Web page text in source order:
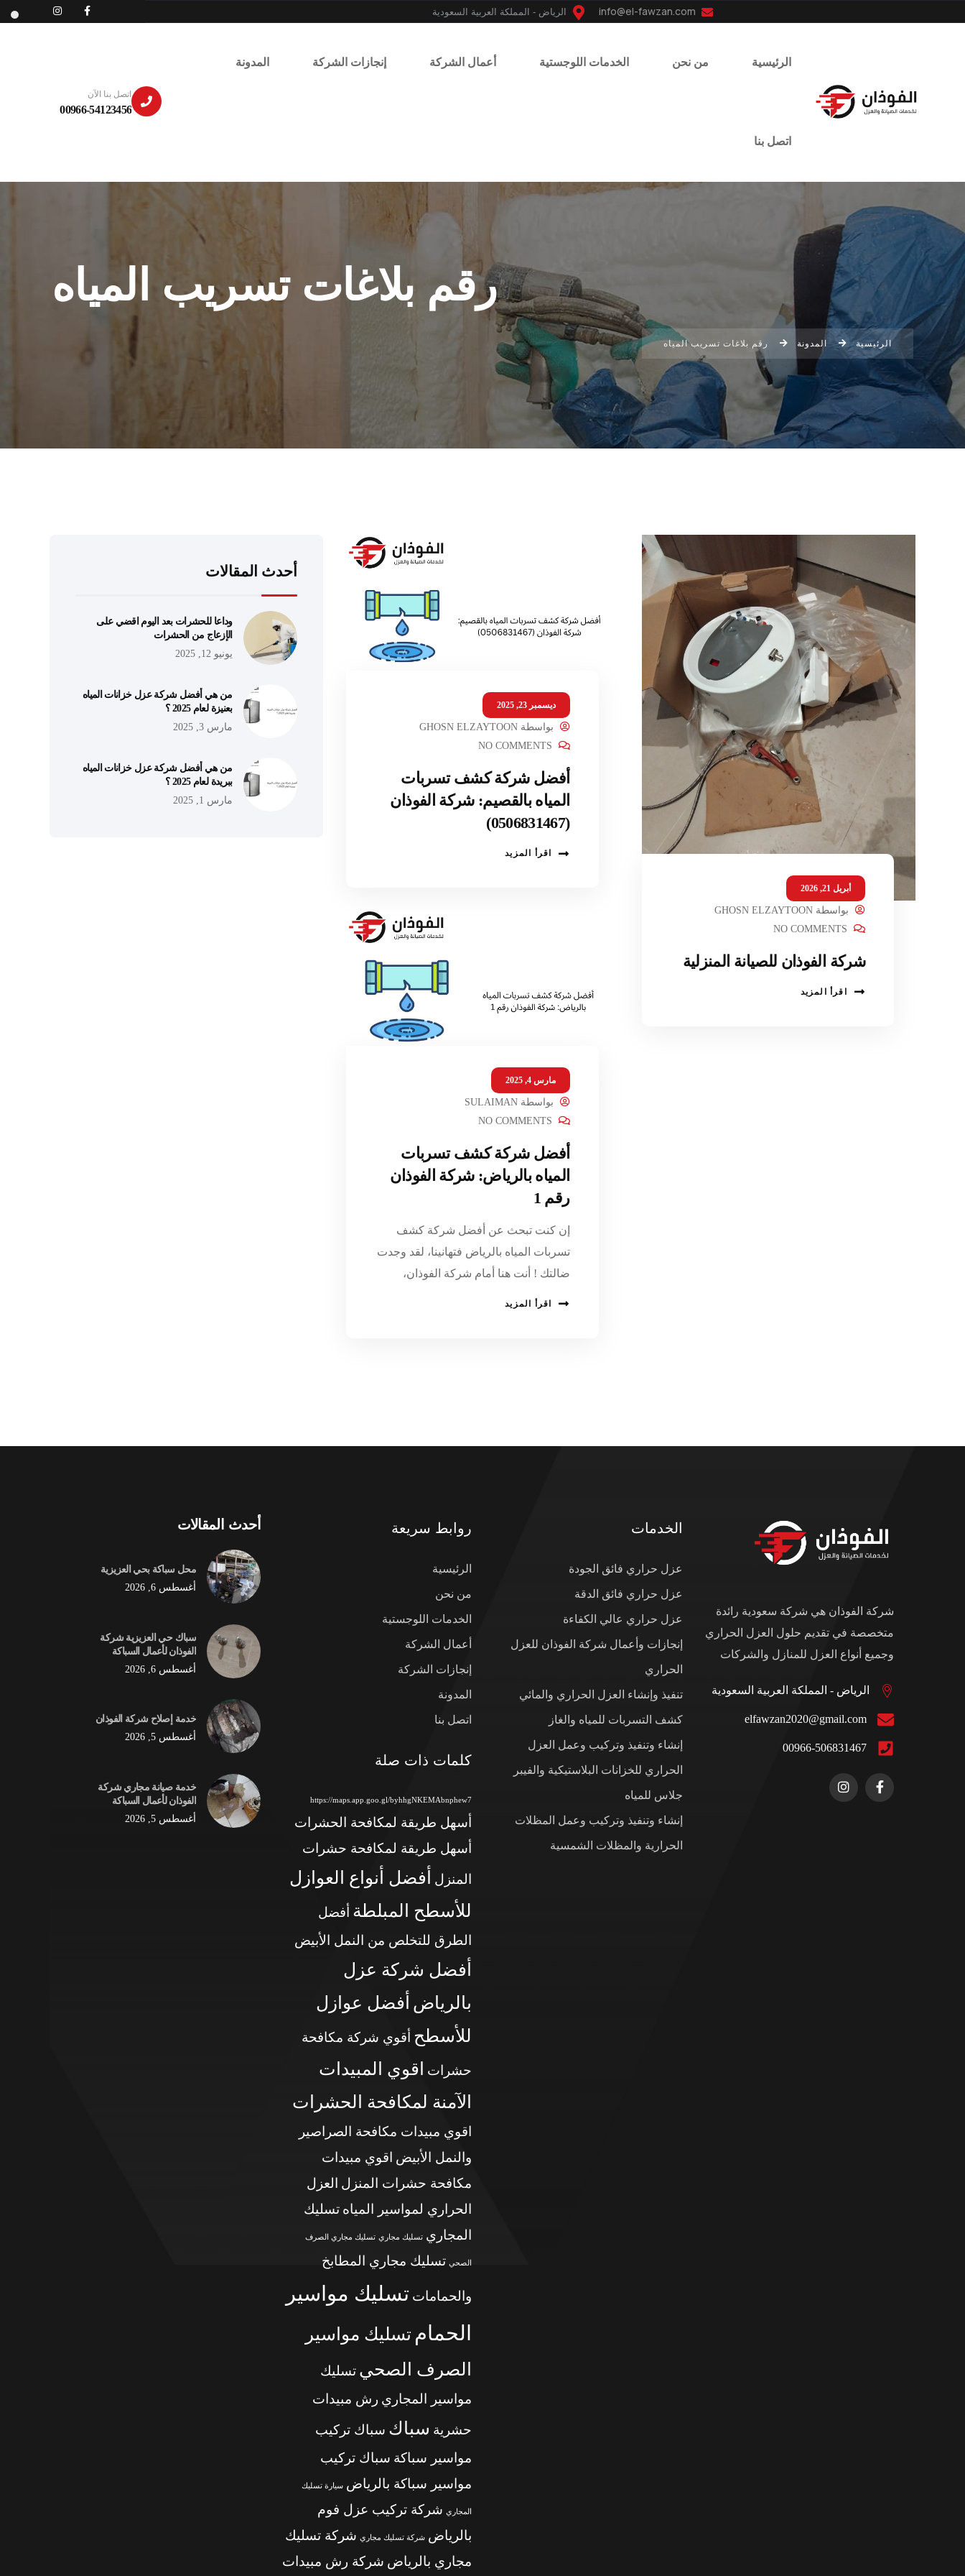
الرياض - المملكة العربية السعودية
الرئيسية من نحن الخدمات اللوجستية أعمال الشركة إنجازات الشركة المدونة
اتصل بنا
اتصل بنا الآن
00966-54123456
رقم بلاغات تسريب المياه
الرئيسية المدونة رقم بلاغات تسريب المياه
أبريل 21, 2026
بواسطة GHOSN ELZAYTOON
NO COMMENTS
شركة الفوذان للصيانة المنزلية
اقرأ المزيد
ديسمبر 23, 2025
بواسطةGHOSN ELZAYTOON
NO COMMENTS
أفضل شركة كشف تسربات
المياه بالقصيم: شركة الفوذان
(0506831467)
اقرأ المزيد
مارس 4, 2025
بواسطةSULAIMAN
NO COMMENTS
أفضل شركة كشف تسربات
المياه بالرياض: شركة الفوذان
رقم 1
إن كنت تبحث عن أفضل شركة كشف
تسربات المياه بالرياض فتهانينا، لقد وجدت
ضالتك ! أنت هنا أمام شركة الفوذان،
اقرأ المزيد
أحدث المقالات
وداعا للحشرات بعد اليوم اقضي على
الإزعاج من الحشرات
يونيو 12, 2025
من هي أفضل شركة عزل خزانات المياه
بعنيزة لعام 2025 ؟
مارس 3, 2025
من هي أفضل شركة عزل خزانات المياه
ببريدة لعام 2025 ؟
مارس 1, 2025
شركة الفوذان هي شركة سعودية رائدة
متخصصة في تقديم حلول العزل الحراري
وجميع أنواع العزل للمنازل والشركات
الرياض - المملكة العربية السعودية
elfawzan2020@gmail.com
00966-506831467
الخدمات
عزل حراري فائق الجودة
عزل حراري فائق الدقة
عزل حراري عالي الكفاءة
إنجازات وأعمال شركة الفوذان للعزل
الحراري
تنفيذ وإنشاء العزل الحراري والمائي
كشف التسربات للمياه والغاز
إنشاء وتنفيذ وتركيب وعمل العزل
الحراري للخزانات البلاستيكية والفيبر
جلاس للمياه
إنشاء وتنفيذ وتركيب وعمل المظلات
الحرارية والمظلات الشمسية
روابط سريعة
الرئيسية
من نحن
الخدمات اللوجستية
أعمال الشركة
إنجازات الشركة
المدونة
اتصل بنا
كلمات ذات صلة
https://maps.app.goo.gl/byhhgNKEMAbnphew7
أسهل طريقة لمكافحة الحشرات
أسهل طريقة لمكافحة حشرات
المنزل
أفضل أنواع العوازل
للأسطح المبلطة أفضل
الطرق للتخلص من النمل الأبيض
أفضل شركة عزل
بالرياض أفضل عوازل
للأسطح أقوي شركة مكافحة
حشرات
اقوي المبيدات
الآمنة لمكافحة الحشرات
اقوي مبيدات مكافحة الصراصير
والنمل الأبيض اقوي مبيدات
مكافحة حشرات المنزل العزل
الحراري لمواسير المياه تسليك
المجاري تسليك مجاري تسليك مجاري الصرف
الصحي تسليك مجاري المطابخ
والحمامات تسليك مواسير
الحمام تسليك مواسير
الصرف الصحي تسليك
مواسير المجاري رش مبيدات
حشرية سباك سباك تركيب
مواسير سباكة سباك تركيب
مواسير سباكة بالرياض سيارة تسليك
المجاري شركة تركيب عزل فوم
بالرياض شركة تسليك مجاري شركة تسليك
مجاري بالرياض شركة رش مبيدات
أحدث المقالات
محل سباكة بحي العزيزية
أغسطس 6, 2026
سباك حي العزيزية شركة
الفوذان لأعمال السباكة
أغسطس 6, 2026
خدمة إصلاح شركة الفوذان
أغسطس 5, 2026
خدمة صيانة مجاري شركة
الفوذان لأعمال السباكة
أغسطس 5, 2026